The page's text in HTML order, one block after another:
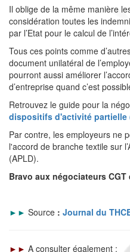
Il oblige de la même manière
considération toutes les
par l’Etat pour le calcul de
Tous ces points comme
document unilatéral de
pourront aussi améliorer
d’entreprise quand c’est
Retrouvez le guide pour la
dispositifs d'activité partielle
Par contre, les employeurs ne
l'accord de branche textile sur
(APLD).
Bravo aux négociateurs
►► Source : Journal du
►► A consulter également :